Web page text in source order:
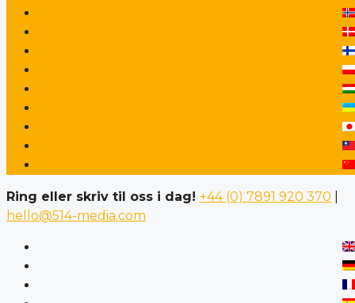
Ring eller skriv til oss i dag! +44 (0) 7891 920 370
hello@514-media.com